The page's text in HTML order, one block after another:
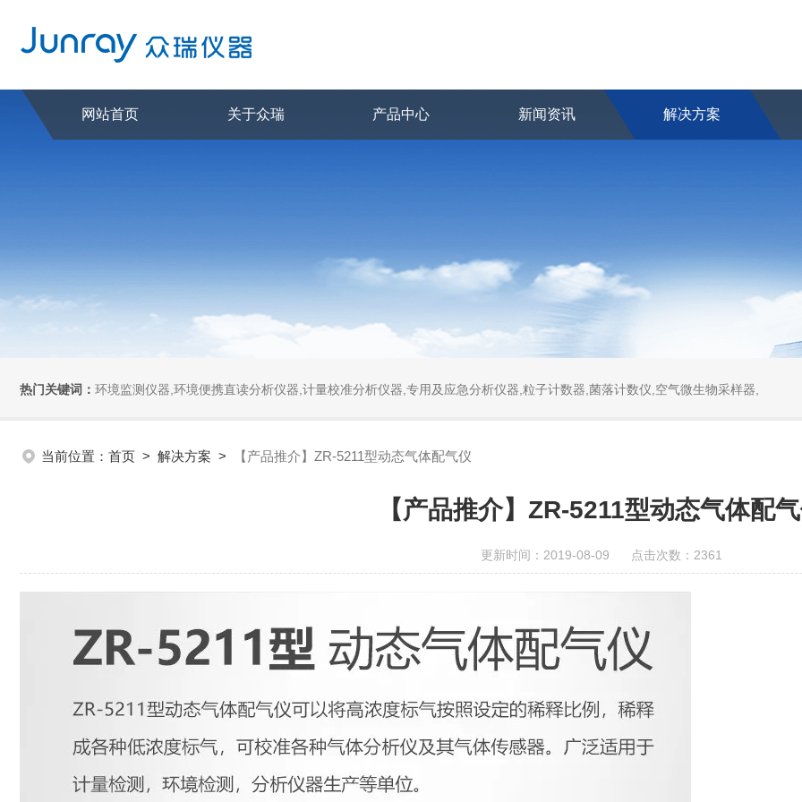
网站首页 关于众瑞 产品中心 新闻资讯 解决方案
热门关键词： 环境监测仪器,环境便携直读分析仪器,计量校准分析仪器,专用及应急分析仪器,粒子计数器,菌落计数仪,空气微生物采样器,
当前位置： 首页 > 解决方案 > 【产品推介】ZR-5211型动态气体配气仪
【产品推介】ZR-5211型动态气体配
更新时间：2019-08-09 点击次数：2361